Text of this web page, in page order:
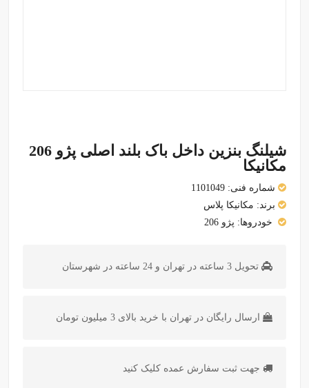
شیلنگ بنزین داخل باک بلند اصلی پژو 206
مکانیکا
شماره فنی: 1101049
برند: مکانیکا پلاس
خودروها: پژو 206
تحویل 3 ساعته در تهران و 24 ساعته در شهرستان
ارسال رایگان در تهران با خرید بالای 3 میلیون تومان
جهت ثبت سفارش عمده کلیک کنید